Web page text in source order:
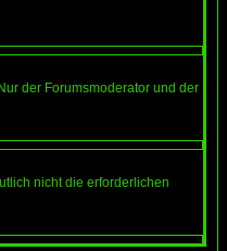
der Forumsmoderator und der
nicht die erforderlichen